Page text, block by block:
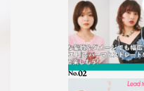
No.